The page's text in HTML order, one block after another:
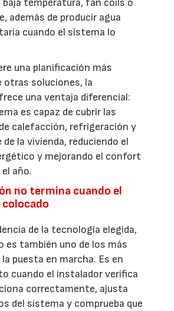
además de producir agua
cuando el sistema lo
una planificación más
otras soluciones, la
una ventaja diferencial:
es capaz de cubrir las
calefacción, refrigeración y
la vivienda, reduciendo el
y mejorando el confort
año.
no termina cuando el
de la tecnología elegida,
es también uno de los más
puesta en marcha. Es en
cuando el instalador verifica
correctamente, ajusta
del sistema y comprueba que